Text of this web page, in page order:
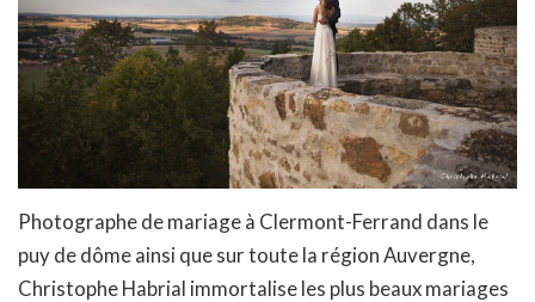
Photographe de mariage à Clermont-Ferrand dans le
puy de dôme ainsi que sur toute la région Auvergne,
Christophe Habrial immortalise les plus beaux mariages